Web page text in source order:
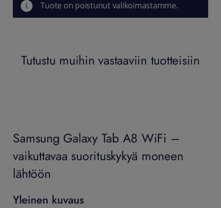
Tuote on poistunut valikoimastamme.
Tutustu muihin vastaaviin tuotteisiin
Samsung Galaxy Tab A8 WiFi –
vaikuttavaa suorituskykyä moneen
lähtöön
Yleinen kuvaus